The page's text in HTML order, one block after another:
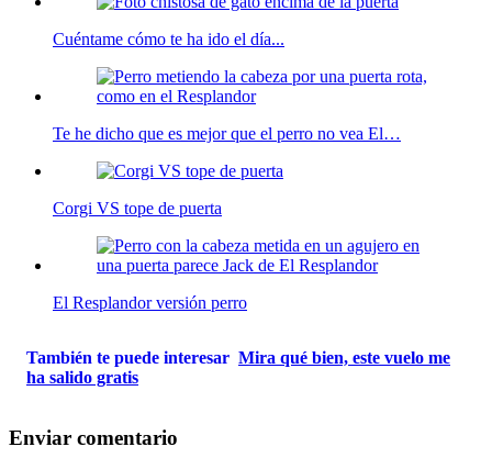
Cuéntame cómo te ha ido el día...
Te he dicho que es mejor que el perro no vea El…
Corgi VS tope de puerta
El Resplandor versión perro
También te puede interesar Mira qué bien, este vuelo me
ha salido gratis
Enviar comentario